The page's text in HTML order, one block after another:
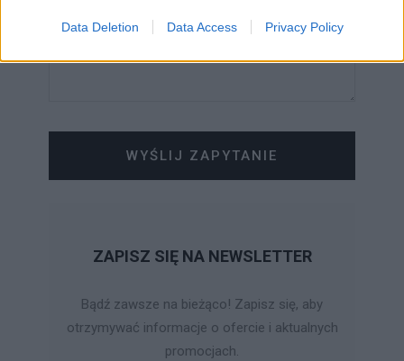
Data Deletion Data Access Privacy Policy
WYŚLIJ ZAPYTANIE
ZAPISZ SIĘ NA NEWSLETTER
Bądź zawsze na bieżąco! Zapisz się, aby
otrzymywać informacje o ofercie i aktualnych
promocjach.